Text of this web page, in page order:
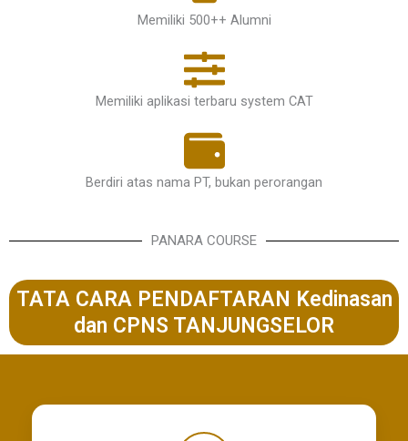
Memiliki 500++ Alumni
Memiliki aplikasi terbaru system CAT
Berdiri atas nama PT, bukan perorangan
PANARA COURSE
TATA CARA PENDAFTARAN Kedinasan
dan CPNS TANJUNGSELOR